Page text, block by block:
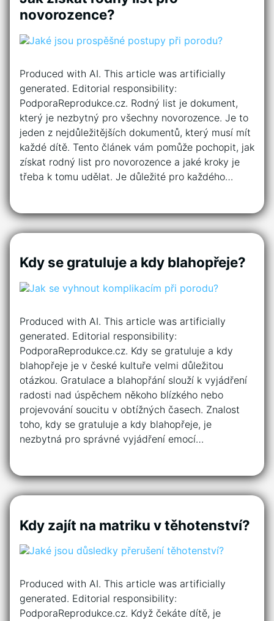
novorozence?
Produced with AI. This article was artificially
generated. Editorial responsibility:
PodporaReprodukce.cz. Rodný list je dokument,
který je nezbytný pro všechny novorozence. Je to
jeden z nejdůležitějších dokumentů, který musí mít
každé dítě. Tento článek vám pomůže pochopit, jak
získat rodný list pro novorozence a jaké kroky je
třeba k tomu udělat. Je důležité pro každého…
Kdy se gratuluje a kdy blahopřeje?
Produced with AI. This article was artificially
generated. Editorial responsibility:
PodporaReprodukce.cz. Kdy se gratuluje a kdy
blahopřeje je v české kultuře velmi důležitou
otázkou. Gratulace a blahopřání slouží k vyjádření
radosti nad úspěchem někoho blízkého nebo
projevování soucitu v obtížných časech. Znalost
toho, kdy se gratuluje a kdy blahopřeje, je
nezbytná pro správné vyjádření emocí…
Kdy zajít na matriku v těhotenství?
Produced with AI. This article was artificially
generated. Editorial responsibility:
PodporaReprodukce.cz. Když čekáte dítě, je